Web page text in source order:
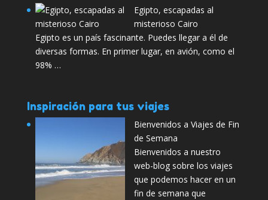
Egipto, escapadas al
misterioso Cairo
Egipto es un país fascinante. Puedes llegar a él de
diversas formas. En primer lugar, en avión, como el
98% …
Inspiración para tus viajes
Bienvenidos a Viajes de Fin
de Semana
Bienvenidos a nuestro
web-blog sobre los viajes
que podemos hacer en un
fin de semana que